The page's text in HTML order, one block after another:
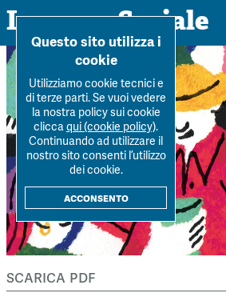
Impresa Sociale
Rivista
Ultimo numero
La Rivista
Submission
Colophon
Autori
Forum
Forum
Tutti gli articoli
Autori
Argomenti
Dossier
Tutti i dossier
Workshop Impresa Sociale 2021
Chi siamo
Contatti
Home Numero-4-2022
transizione digitale
scarica pdf
Questo sito utilizza i
cookie
Utilizziamo cookie tecnici e
di terze parti. Se vuoi vedere
la nostra policy sui cookie
cliccaqui (cookie policy).
Continuando ad utilizzare il
nostro sito consenti l’utilizzo
dei cookie.
acconsento